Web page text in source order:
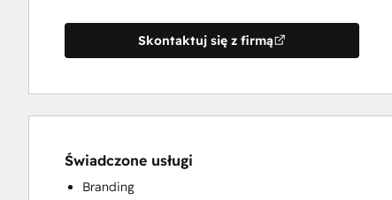
Skontaktuj się z firmą
Świadczone usługi
Branding